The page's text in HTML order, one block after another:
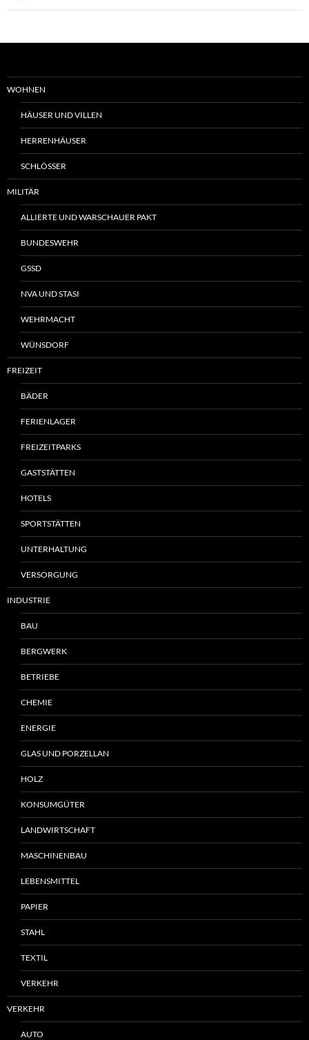
WOHNEN
HÄUSER UND VILLEN
HERRENHÄUSER
SCHLÖSSER
MILITÄR
ALLIERTE UND WARSCHAUER PAKT
BUNDESWEHR
GSSD
NVA UND STASI
WEHRMACHT
WÜNSDORF
FREIZEIT
BÄDER
FERIENLAGER
FREIZEITPARKS
GASTSTÄTTEN
HOTELS
SPORTSTÄTTEN
UNTERHALTUNG
VERSORGUNG
INDUSTRIE
BAU
BERGWERK
BETRIEBE
CHEMIE
ENERGIE
GLAS UND PORZELLAN
HOLZ
KONSUMGÜTER
LANDWIRTSCHAFT
MASCHINENBAU
LEBENSMITTEL
PAPIER
STAHL
TEXTIL
VERKEHR
VERKEHR
AUTO